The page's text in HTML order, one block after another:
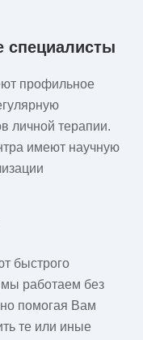
профильное
личной терапии.
имеют научную
быстрого
работаем без
помогая Вам
те или иные